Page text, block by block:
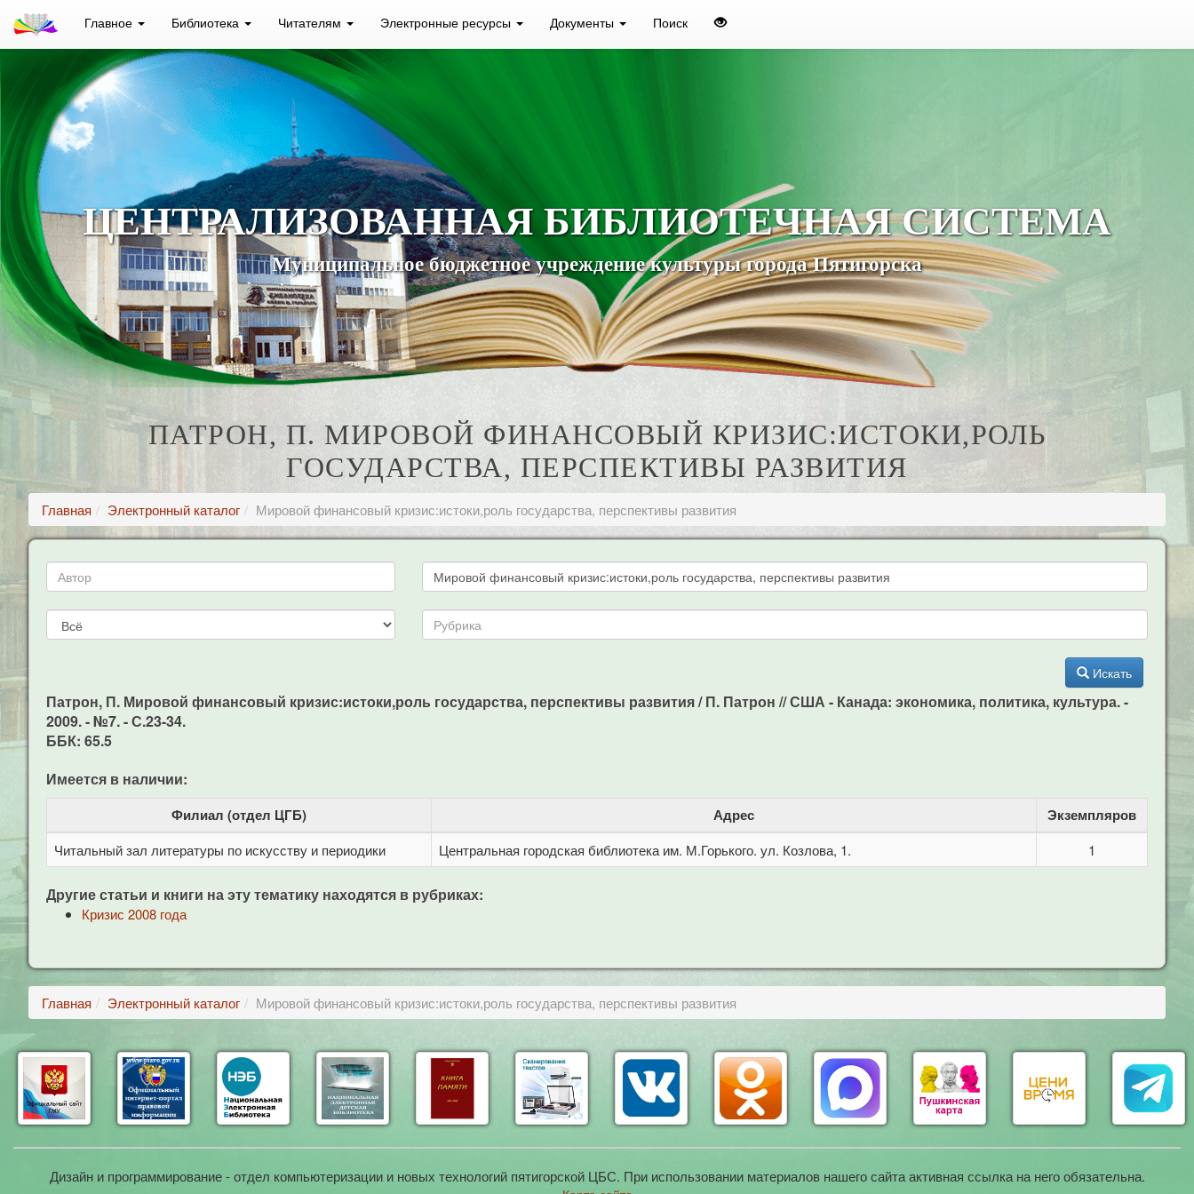
Главное Библиотека Читателям Электронные ресурсы Документы Поиск
ЦЕНТРАЛИЗОВАННАЯ БИБЛИОТЕЧНАЯ СИСТЕМА
Муниципальное бюджетное учреждение культуры города Пятигорска
ПАТРОН, П. МИРОВОЙ ФИНАНСОВЫЙ КРИЗИС:ИСТОКИ,РОЛЬ
ГОСУДАРСТВА, ПЕРСПЕКТИВЫ РАЗВИТИЯ
Главная Электронный каталог Мировой финансовый кризис:истоки,роль государства, перспективы развития
Искать
Патрон, П. Мировой финансовый кризис:истоки,роль государства, перспективы развития / П. Патрон // США - Канада: экономика, политика, культура. -
2009. - №7. - С.23-34.
ББК: 65.5
Имеется в наличии:
Филиал (отдел ЦГБ) Адрес Экземпляров
Читальный зал литературы по искусству и периодики Центральная городская библиотека им. М.Горького. ул. Козлова, 1. 1
Другие статьи и книги на эту тематику находятся в рубриках:
Кризис 2008 года
Главная Электронный каталог Мировой финансовый кризис:истоки,роль государства, перспективы развития
Дизайн и программирование - отдел компьютеризации и новых технологий пятигорской ЦБС. При использовании материалов нашего сайта активная ссылка на него обязательна.